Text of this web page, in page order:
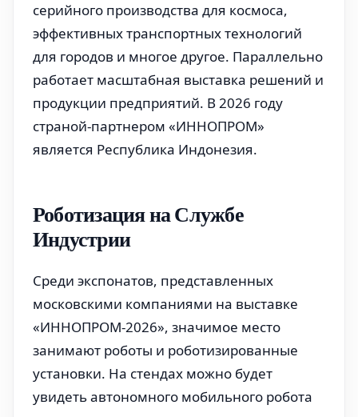
серийного производства для космоса,
эффективных транспортных технологий
для городов и многое другое. Параллельно
работает масштабная выставка решений и
продукции предприятий. В 2026 году
страной-партнером «ИННОПРОМ»
является Республика Индонезия.
Роботизация на Службе
Индустрии
Среди экспонатов, представленных
московскими компаниями на выставке
«ИННОПРОМ-2026», значимое место
занимают роботы и роботизированные
установки. На стендах можно будет
увидеть автономного мобильного робота